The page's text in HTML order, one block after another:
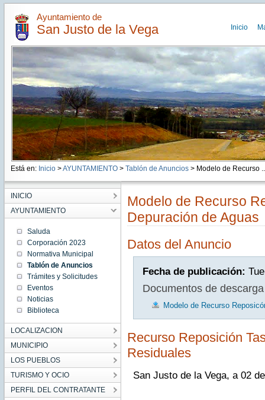
Ayuntamiento de
San Justo de la Vega Inicio
Está en: Inicio >AYUNTAMIENTO> Tablón de Anuncios> Modelo de Recurso
INICIO
AYUNTAMIENTO
Saluda
Corporación 2023
Normativa Municipal
Tablón de Anuncios
Trámites y Solicitudes
Eventos
Noticias
Biblioteca
LOCALIZACION
MUNICIPIO
LOS PUEBLOS
TURISMO Y OCIO
PERFIL DEL CONTRATANTE
Modelo de Recurso
Depuración de Aguas
Datos del Anuncio
Fecha de publicación:
Documentos de descarga
Modelo de Recurso
Recurso Reposición
Residuales
San Justo de la Vega, a 02